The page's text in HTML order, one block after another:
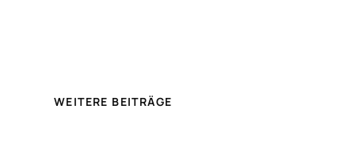
WEITERE BEITRÄGE